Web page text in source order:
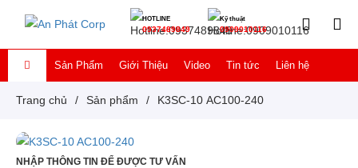
HOTLINE
0937489849
Kỹ thuật
0909010116
Sản Phẩm Giới Thiệu Video Tin tức Liên hệ
Trang chủ / Sản phẩm / K3SC-10 AC100-240
NHẬP THÔNG TIN ĐỂ ĐƯỢC TƯ VẤN